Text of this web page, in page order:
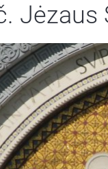
Jėzaus